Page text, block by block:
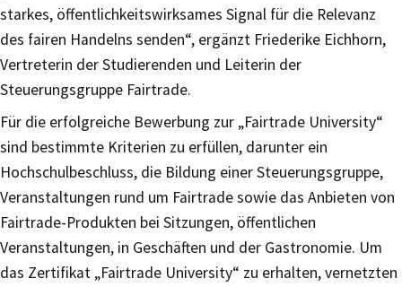
starkes, öffentlichkeitswirksames Signal für die Relevanz
des fairen Handelns senden“, ergänzt Friederike Eichhorn,
Vertreterin der Studierenden und Leiterin der
Steuerungsgruppe Fairtrade.
Für die erfolgreiche Bewerbung zur „Fairtrade University“
sind bestimmte Kriterien zu erfüllen, darunter ein
Hochschulbeschluss, die Bildung einer Steuerungsgruppe,
Veranstaltungen rund um Fairtrade sowie das Anbieten von
Fairtrade-Produkten bei Sitzungen, öffentlichen
Veranstaltungen, in Geschäften und der Gastronomie. Um
das Zertifikat „Fairtrade University“ zu erhalten, vernetzten